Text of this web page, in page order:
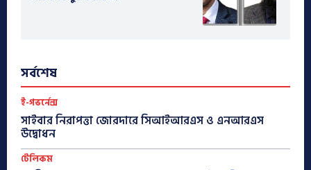
সর্বশেষ
ই-গভর্নেন্স
সাইবার নিরাপত্তা জোরদারে সিআইআরএস ও এনআরএস
উদ্বোধন
টেলিকম